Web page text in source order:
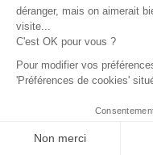
déranger, mais on aimerait
visite...
C'est OK pour vous ?
Pour modifier vos
'Préférences de cookies'
Non merci